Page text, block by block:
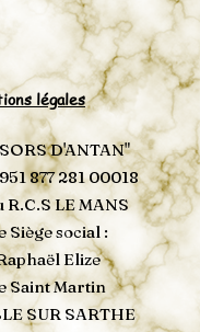
légales
D'ANTAN"
951 877 281 00018
LE MANS
Siège social :
Elize
Saint Martin
SUR SARTHE